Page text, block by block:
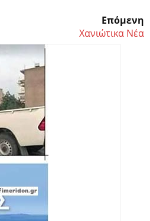
Επόμενη
Χανιώτικα Νέα